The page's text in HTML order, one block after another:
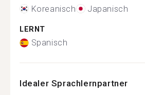
Koreanisch Japanisch
LERNT
Spanisch
Idealer Sprachlernpartner